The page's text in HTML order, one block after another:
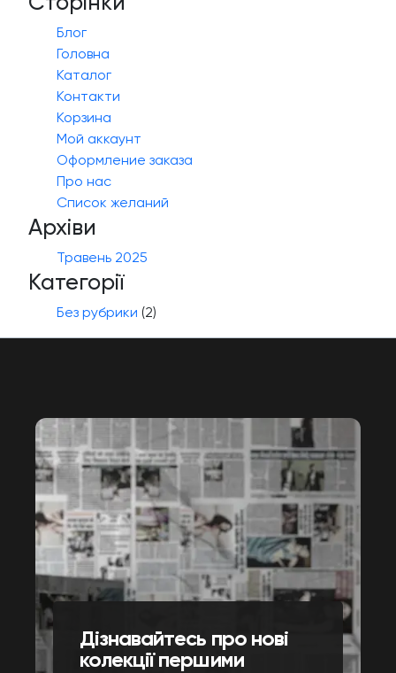
Блог
Головна
Каталог
Контакти
Корзина
Мой аккаунт
Оформление заказа
Про нас
Список желаний
Архіви
Травень 2025
Категорії
Без рубрики (2)
Дізнавайтесь про нові
колекції першими